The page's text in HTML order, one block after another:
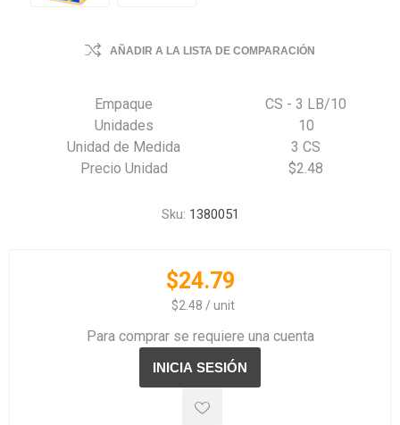
AÑADIR A LA LISTA DE COMPARACIÓN
Empaque
CS - 3 LB/10
Unidades
10
Unidad de Medida
3 CS
Precio Unidad
$2.48
Sku: 1380051
$24.79
‏‏‎ ‎‏‏‎ ‎$2.48 / unit
Para comprar se requiere una cuenta